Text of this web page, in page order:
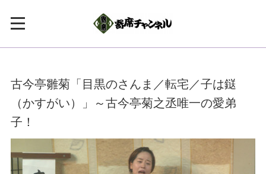
古今亭雛菊「目黒のさんま／転宅／子は鎹
（かすがい）」～古今亭菊之丞唯一の愛弟
子！